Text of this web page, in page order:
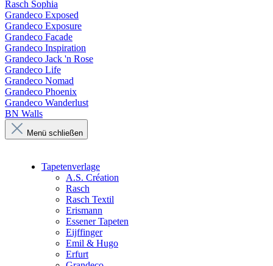
Rasch Sophia
Grandeco Exposed
Grandeco Exposure
Grandeco Facade
Grandeco Inspiration
Grandeco Jack 'n Rose
Grandeco Life
Grandeco Nomad
Grandeco Phoenix
Grandeco Wanderlust
BN Walls
Menü schließen
Tapetenverlage
A.S. Création
Rasch
Rasch Textil
Erismann
Essener Tapeten
Eijffinger
Emil & Hugo
Erfurt